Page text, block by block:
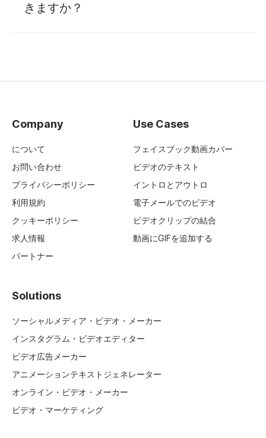
きますか？
Company
について
お問い合わせ
プライバシーポリシー
利用規約
クッキーポリシー
求人情報
パートナー
Use Cases
フェイスブック動画カバー
ビデオのテキスト
イントロとアウトロ
電子メールでのビデオ
ビデオクリップの結合
動画にGIFを追加する
Solutions
ソーシャルメディア・ビデオ・メーカー
インスタグラム・ビデオエディター
ビデオ広告メーカー
アニメーションテキストジェネレーター
オンライン・ビデオ・メーカー
ビデオ・マーケティング